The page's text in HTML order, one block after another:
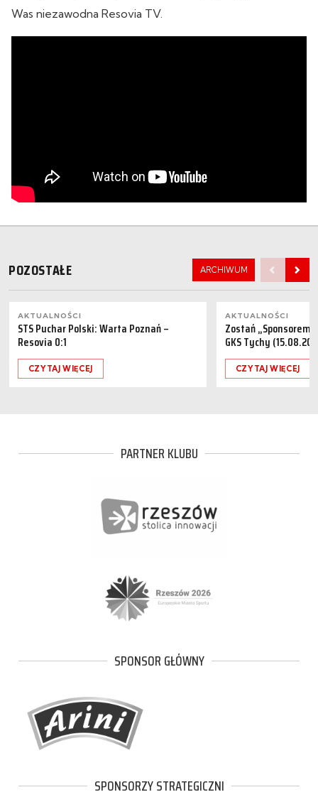
Was niezawodna Resovia TV.
POZOSTAŁE ARCHIWUM
AKTUALNOŚCI
STS Puchar Polski: Warta Poznań –
Resovia 0:1
CZYTAJ WIĘCEJ
AKTUALNOŚCI
Zostań „Sponsorem
GKS Tychy
CZYTAJ WIĘCEJ
PARTNER KLUBU
SPONSOR GŁÓWNY
SPONSORZY STRATEGICZNI